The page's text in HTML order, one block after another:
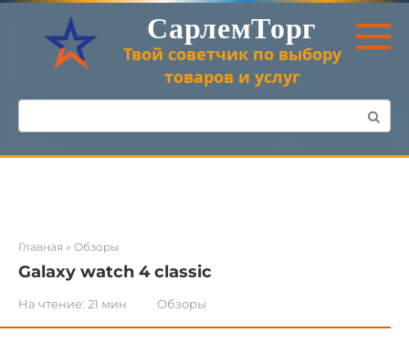
Перейти
контенту
СарлемТорг
Твой советчик по выбору
товаров и услуг
Поиск:
Главная » Обзоры
Galaxy watch 4 classic
На чтение: 21 мин Обзоры